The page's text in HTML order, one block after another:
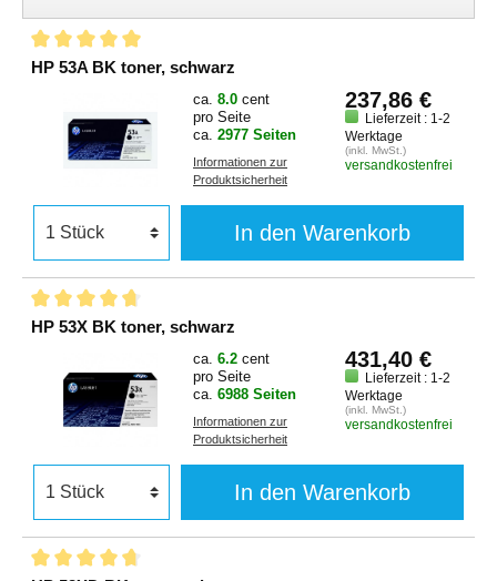
HP 53A BK toner, schwarz
ca. 8.0 cent
pro Seite
ca. 2977 Seiten
Informationen zur
Produktsicherheit
237,86 €
Lieferzeit : 1-2
Werktage
(inkl. MwSt.)
versandkostenfrei
In den Warenkorb
HP 53X BK toner, schwarz
ca. 6.2 cent
pro Seite
ca. 6988 Seiten
Informationen zur
Produktsicherheit
431,40 €
Lieferzeit : 1-2
Werktage
(inkl. MwSt.)
versandkostenfrei
In den Warenkorb